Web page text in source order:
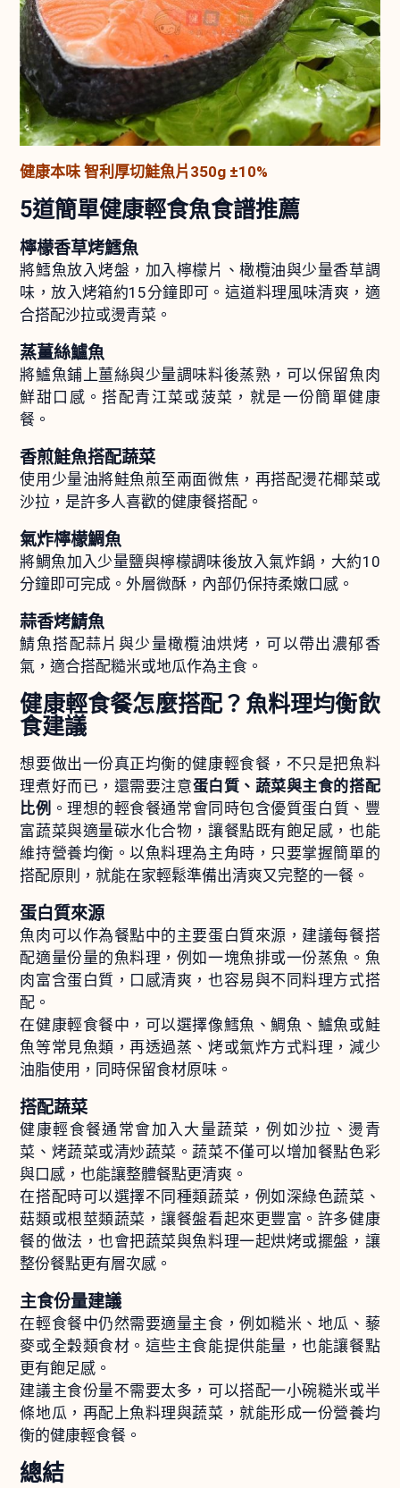
健康本味 智利厚切鮭魚片350g ±10%
5道簡單健康輕食魚食譜推薦
檸檬香草烤鱈魚
將鱈魚放入烤盤，加入檸檬片、橄欖油與少量香草調
味，放入烤箱約15分鐘即可。這道料理風味清爽，適
合搭配沙拉或燙青菜。
蒸薑絲鱸魚
將鱸魚鋪上薑絲與少量調味料後蒸熟，可以保留魚肉
鮮甜口感。搭配青江菜或菠菜，就是一份簡單健康
餐。
香煎鮭魚搭配蔬菜
使用少量油將鮭魚煎至兩面微焦，再搭配燙花椰菜或
沙拉，是許多人喜歡的健康餐搭配。
氣炸檸檬鯛魚
將鯛魚加入少量鹽與檸檬調味後放入氣炸鍋，大約10
分鐘即可完成。外層微酥，內部仍保持柔嫩口感。
蒜香烤鯖魚
鯖魚搭配蒜片與少量橄欖油烘烤，可以帶出濃郁香
氣，適合搭配糙米或地瓜作為主食。
健康輕食餐怎麼搭配？魚料理均衡飲
食建議
想要做出一份真正均衡的健康輕食餐，不只是把魚料
理煮好而已，還需要注意蛋白質、蔬菜與主食的搭配
比例 。理想的輕食餐通常會同時包含優質蛋白質、豐
富蔬菜與適量碳水化合物，讓餐點既有飽足感，也能
維持營養均衡。以魚料理為主角時，只要掌握簡單的
搭配原則，就能在家輕鬆準備出清爽又完整的一餐。
蛋白質來源
魚肉可以作為餐點中的主要蛋白質來源，建議每餐搭
配適量份量的魚料理，例如一塊魚排或一份蒸魚。魚
肉富含蛋白質，口感清爽，也容易與不同料理方式搭
配。
在健康輕食餐中，可以選擇像鱈魚、鯛魚、鱸魚或鮭
魚等常見魚類，再透過蒸、烤或氣炸方式料理，減少
油脂使用，同時保留食材原味。
搭配蔬菜
健康輕食餐通常會加入大量蔬菜，例如沙拉、燙青
菜、烤蔬菜或清炒蔬菜。蔬菜不僅可以增加餐點色彩
與口感，也能讓整體餐點更清爽。
在搭配時可以選擇不同種類蔬菜，例如深綠色蔬菜、
菇類或根莖類蔬菜，讓餐盤看起來更豐富。許多健康
餐的做法，也會把蔬菜與魚料理一起烘烤或擺盤，讓
整份餐點更有層次感。
主食份量建議
在輕食餐中仍然需要適量主食，例如糙米、地瓜、藜
麥或全穀類食材。這些主食能提供能量，也能讓餐點
更有飽足感。
建議主食份量不需要太多，可以搭配一小碗糙米或半
條地瓜，再配上魚料理與蔬菜，就能形成一份營養均
衡的健康輕食餐。
總結